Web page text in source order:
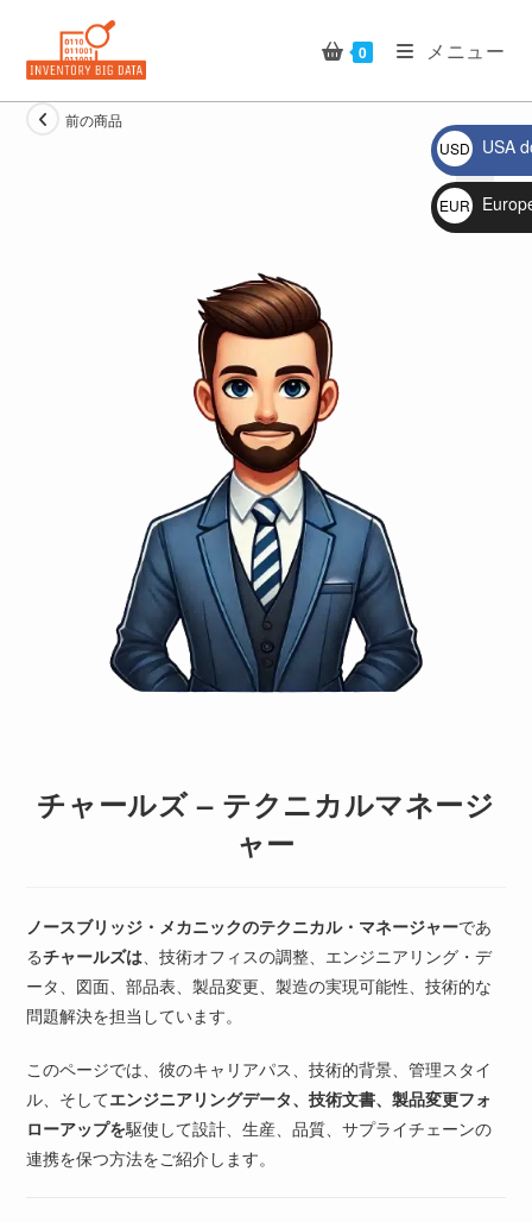
ン
0 メニュー
前の商品
🔍
チャールズ – テクニカルマネージ
ャー
ノースブリッジ・メカニックのテクニカル・マネージャーであ
るチャールズは 、技術オフィスの調整、エンジニアリング・デ
ータ、図面、部品表、製品変更、製造の実現可能性、技術的な
問題解決を担当しています。
このページでは、彼のキャリアパス、技術的背景、管理スタイ
ル、そしてエンジニアリングデータ、技術文書、製品変更フォ
ローアップを駆使して設計、生産、品質、サプライチェーンの
連携を保つ方法をご紹介します。
USD
$
USA
EUR
€